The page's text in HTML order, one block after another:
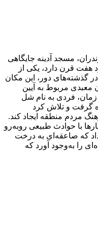
مسجد آدینه جایگاهی
هفت قرن دارد، یکی از
گذشته‌های دور، این مکان
معبدی مربوط به آیین
فردی به نام شل
گرفت و تلاش کرد
مردم منطقه ایجاد کند.
با حوادث طبیعی روبه‌رو
که صاعقه‌ای به درخت
را به‌وجود آورد که